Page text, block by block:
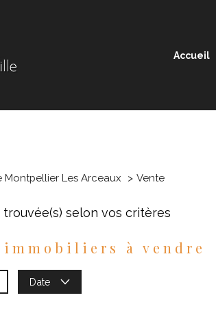
Accueil
Les Arceaux Vente
trouvée(s) selon vos critères
immobiliers à vendre
Date